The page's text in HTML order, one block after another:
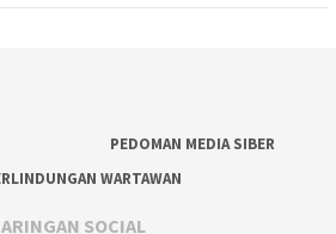
PEDOMAN MEDIA SIBER
WARTAWAN
SOCIAL